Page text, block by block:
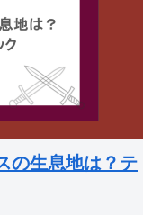
の生息地は？テ